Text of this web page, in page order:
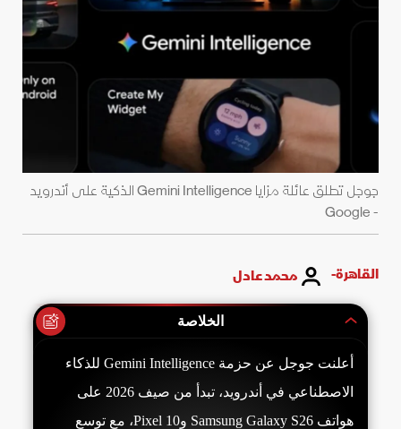
جوجل تطلق عائلة مزايا Gemini Intelligence الذكية على أندرويد
- Google
القاهرة- محمد عادل
الخلاصة
أعلنت جوجل عن حزمة Gemini Intelligence للذكاء
الاصطناعي في أندرويد، تبدأ من صيف 2026 على
هواتف Samsung Galaxy S26 وPixel 10، مع توسع